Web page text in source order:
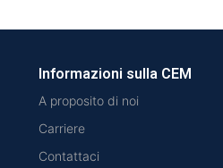
Informazioni sulla CEM
A proposito di noi
Carriere
Contattaci